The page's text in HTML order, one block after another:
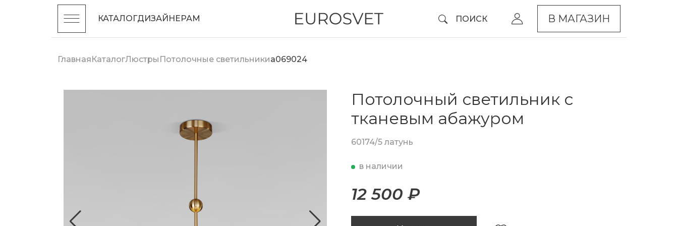
КАТАЛОГДИЗАЙНЕРАМ ПОИСК В МАГАЗИН
ГлавнаяКаталогЛюстры Потолочные светильникиa069024
Потолочный светильник с
тканевым абажуром
60174/5 латунь
в наличии
12 500 ₽